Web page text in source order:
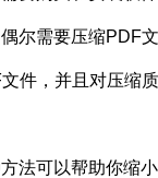
尔需要压缩PDF
件，并且对压缩
法可以帮助你缩